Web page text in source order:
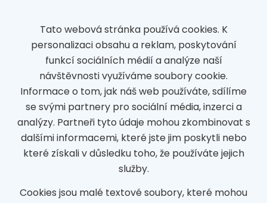
Tato webová stránka používá cookies. K
personalizaci obsahu a reklam, poskytování
funkcí sociálních médií a analýze naší
návštěvnosti využíváme soubory cookie.
Informace o tom, jak náš web používáte, sdílíme
se svými partnery pro sociální média, inzerci a
analýzy. Partneři tyto údaje mohou zkombinovat s
dalšími informacemi, které jste jim poskytli nebo
které získali v důsledku toho, že používáte jejich
služby.
Cookies jsou malé textové soubory, které mohou